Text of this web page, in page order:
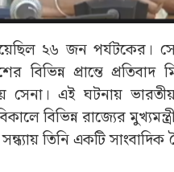
হয়েছিল ২৬ জন
বিভিন্ন প্রান্তে
সেনা। এই ঘটনায়
বিভিন্ন রাজ্যের
তিনি একটি